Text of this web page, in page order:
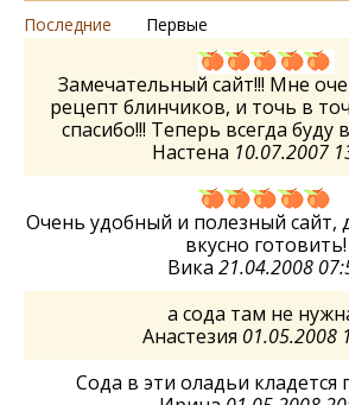
Последние Первые
Замечательный сайт!!! Мне
рецепт блинчиков, и точь в
спасибо!!! Теперь всегда буду
Настена 10.07.2007
Очень удобный и полезный сайт,
вкусно готовить!
Вика 21.04.2008
а сода там не
Анастезия 01.05.2008
Сода в эти оладьи